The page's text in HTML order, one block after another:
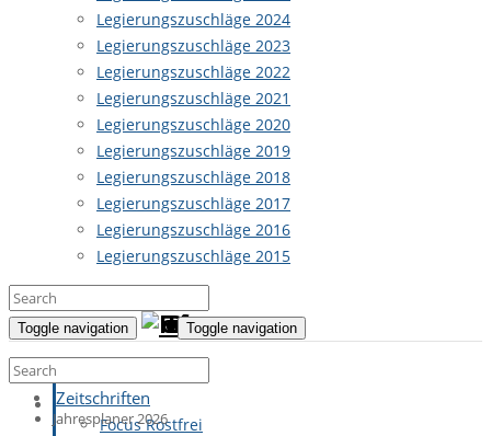
Legierungszuschläge 2024
Legierungszuschläge 2023
Legierungszuschläge 2022
Legierungszuschläge 2021
Legierungszuschläge 2020
Legierungszuschläge 2019
Legierungszuschläge 2018
Legierungszuschläge 2017
Legierungszuschläge 2016
Legierungszuschläge 2015
Toggle navigation Toggle navigation
Zeitschriften
Focus Rostfrei
Jahresplaner 2026